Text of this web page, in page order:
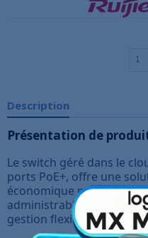
Description
Présentation de
Le switch géré dans le
ports PoE+, offre une
économique pour les
administrables Smart
gestion flexible et efficace.